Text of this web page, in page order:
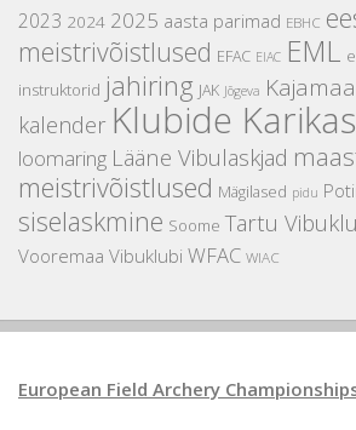
2023 2024 2025 aasta parimad EBHC
meistrivõistlused EFAC EIAC EML
instruktorid jahiring JAK Jõgeva
kalender Klubide Karikas
loomaring Lääne Vibulaskjad
meistrivõistlused Mägilased pidu
siselaskmine Soome Tartu
Vooremaa Vibuklubi WFAC WIAC
European Field Archery